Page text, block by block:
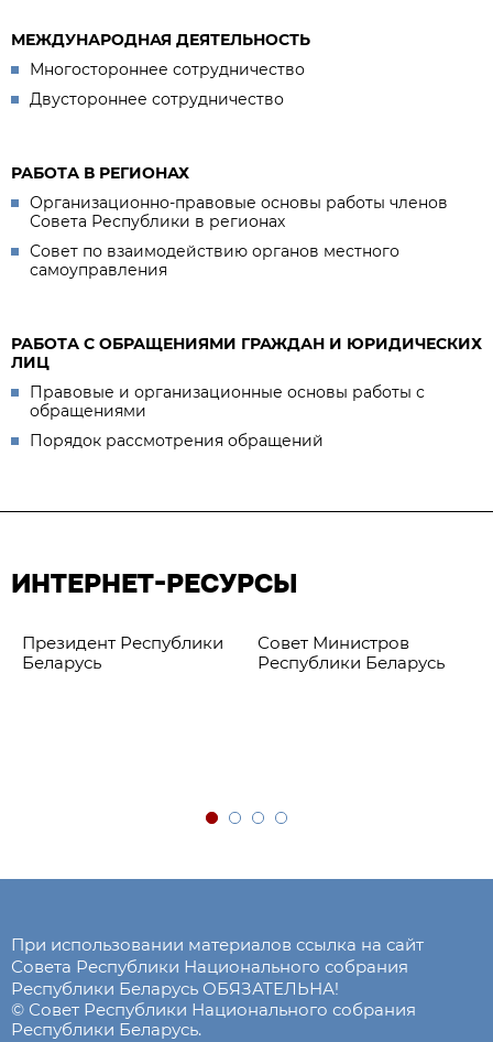
МЕЖДУНАРОДНАЯ ДЕЯТЕЛЬНОСТЬ
Многостороннее сотрудничество
Двустороннее сотрудничество
РАБОТА В РЕГИОНАХ
Организационно-правовые основы работы членов
Совета Республики в регионах
Совет по взаимодействию органов местного
самоуправления
РАБОТА С ОБРАЩЕНИЯМИ ГРАЖДАН И ЮРИДИЧЕСКИХ
ЛИЦ
Правовые и организационные основы работы с
обращениями
Порядок рассмотрения обращений
ИНТЕРНЕТ-РЕСУРСЫ
Президент Республики
Беларусь
Совет Министров
Республики Беларусь
При использовании материалов ссылка на сайт
Совета Республики Национального собрания
Республики Беларусь ОБЯЗАТЕЛЬНА!
© Совет Республики Национального собрания
Республики Беларусь.